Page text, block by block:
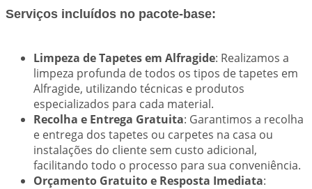
Serviços incluídos no pacote-base:
Limpeza de Tapetes em Alfragide: Realizamos a
limpeza profunda de todos os tipos de tapetes em
Alfragide, utilizando técnicas e produtos
especializados para cada material.
Recolha e Entrega Gratuita: Garantimos a recolha
e entrega dos tapetes ou carpetes na casa ou
instalações do cliente sem custo adicional,
facilitando todo o processo para sua conveniência.
Orçamento Gratuito e Resposta Imediata: